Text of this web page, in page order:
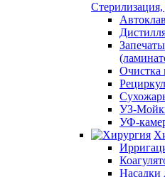
Очистка
УЗ-
УФ-
Насадки